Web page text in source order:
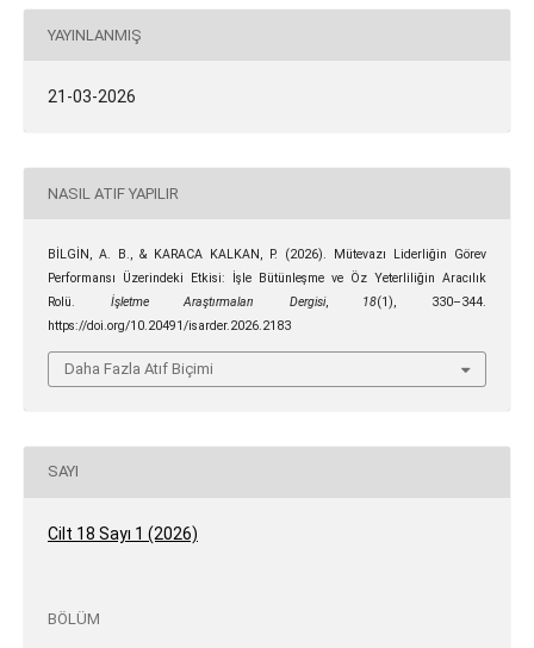
YAYINLANMIŞ
21-03-2026
NASIL ATIF YAPILIR
BİLGİN, A. B., & KARACA KALKAN, P. (2026). Mütevazı Liderliğin Görev
Performansı Üzerindeki Etkisi: İşle Bütünleşme ve Öz Yeterliliğin Aracılık
Rolü. İşletme Araştırmaları Dergisi, 18(1), 330–344.
https://doi.org/10.20491/isarder.2026.2183
Daha Fazla Atıf Biçimi
SAYI
Cilt 18 Sayı 1 (2026)
BÖLÜM